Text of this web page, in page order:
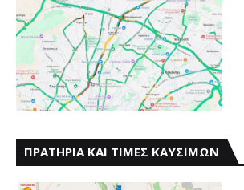
ΠΡΑΤΗΡΙΑ ΚΑΙ ΤΙΜΕΣ ΚΑΥΣΙΜΩΝ